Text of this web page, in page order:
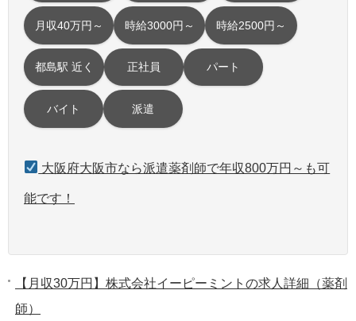
月収40万円～ 時給3000円～ 時給2500円～
都島駅 近く 正社員 パート
バイト 派遣
大阪府大阪市なら派遣薬剤師で年収800万円～も可
能です！
【月収30万円】株式会社イーピーミントの求人詳細（薬剤
師）